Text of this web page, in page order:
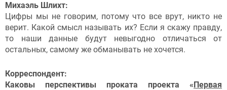
Михаэль Шлихт:
Цифры мы не говорим, потому что все врут, никто не
верит. Какой смысл называть их? Если я скажу правду,
то наши данные будут невыгодно отличаться от
остальных, самому же обманывать не хочется.
Корреспондент:
Каковы перспективы проката проекта «Первая